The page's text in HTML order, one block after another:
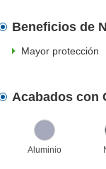
Beneficios de
Mayor protección
Acabados con
Aluminio